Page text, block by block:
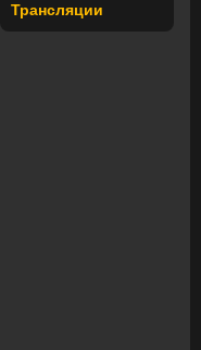
Трансляции